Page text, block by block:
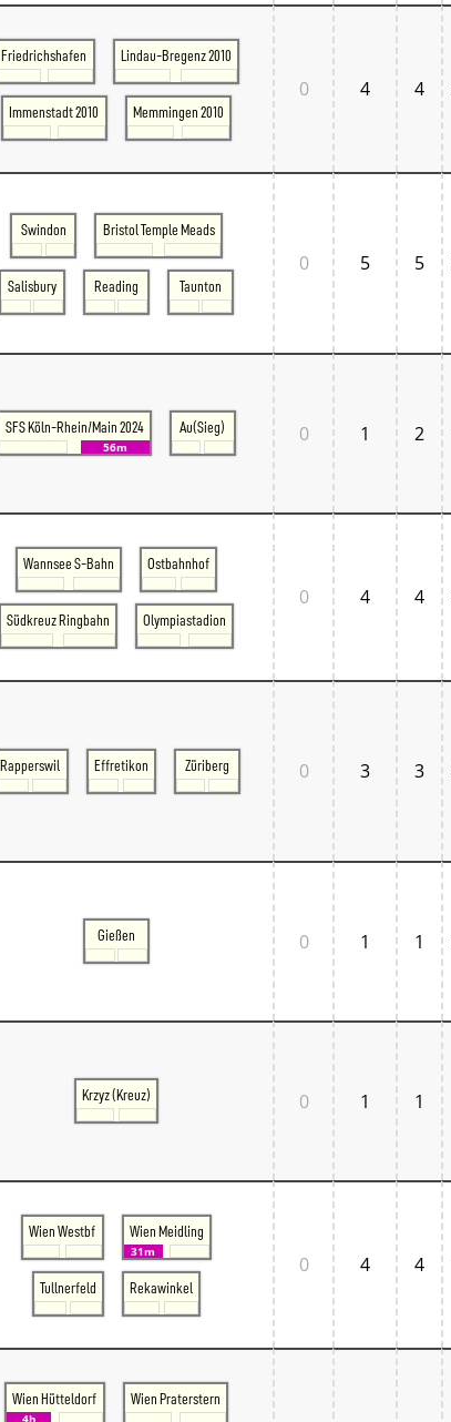
Friedrichshafen Lindau-Bregenz 2010
Immenstadt 2010 Memmingen 2010
0 4 4
Swindon Bristol Temple Meads
Salisbury Reading Taunton
0 5 5
SFS Köln-Rhein/Main 2024
56m
Au(Sieg) 0 1 2
Wannsee S-Bahn Ostbahnhof
Südkreuz Ringbahn Olympiastadion
0 4 4
Rapperswil Effretikon Züriberg 0 3 3
Gießen 0 1 1
Krzyz (Kreuz) 0 1 1
Wien Westbf
Wien Meidling
31m
Tullnerfeld Rekawinkel
0 4 4
Wien Hütteldorf
Wien Praterstern